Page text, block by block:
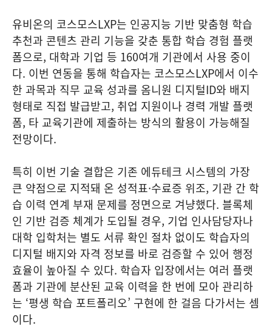
유비온의 코스모스LXP는 인공지능 기반 맞춤형 학습
추천과 콘텐츠 관리 기능을 갖춘 통합 학습 경험 플랫
폼으로, 대학과 기업 등 160여개 기관에서 사용 중이
다. 이번 연동을 통해 학습자는 코스모스LXP에서 이수
한 과목과 직무 교육 성과를 옴니원 디지털ID와 배지
형태로 직접 발급받고, 취업 지원이나 경력 개발 플랫
폼, 타 교육기관에 제출하는 방식의 활용이 가능해질
전망이다.
특히 이번 기술 결합은 기존 에듀테크 시스템의 가장
큰 약점으로 지적돼 온 성적표·수료증 위조, 기관 간 학
습 이력 연계 부재 문제를 정면으로 겨냥했다. 블록체
인 기반 검증 체계가 도입될 경우, 기업 인사담당자나
대학 입학처는 별도 서류 확인 절차 없이도 학습자의
디지털 배지와 자격 정보를 바로 검증할 수 있어 행정
효율이 높아질 수 있다. 학습자 입장에서는 여러 플랫
폼과 기관에 분산된 교육 이력을 한 번에 모아 관리하
는 ‘평생 학습 포트폴리오’ 구현에 한 걸음 다가서는 셈
이다.